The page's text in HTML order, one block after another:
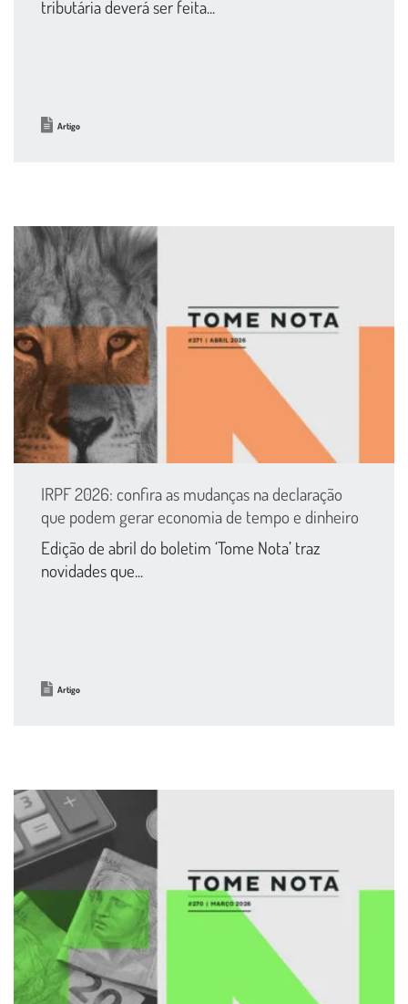
tributária deverá ser feita...
Artigo
IRPF 2026: confira as mudanças na declaração
que podem gerar economia de tempo e dinheiro
Edição de abril do boletim ‘Tome Nota’ traz
novidades que...
Artigo